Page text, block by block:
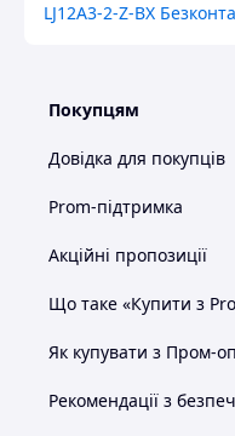
LJ12A3-2-Z-BX
Покупцям
Довідка для покупців
Prom-підтримка
Акційні пропозиції
Що таке «Купити з
Як купувати з Пром-
Рекомендації з